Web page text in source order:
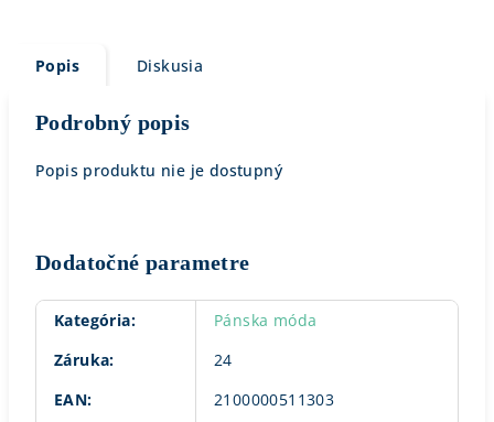
Popis Diskusia
Podrobný popis
Popis produktu nie je dostupný
Dodatočné parametre
Kategória:
Pánska móda
Záruka:
24
EAN:
2100000511303